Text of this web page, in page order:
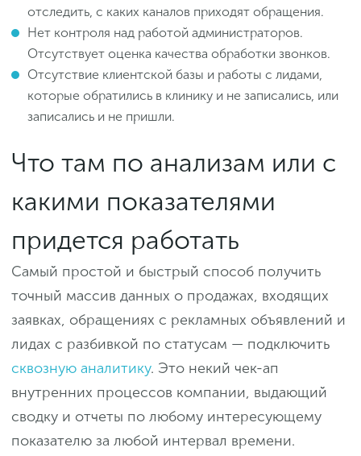
отследить, с каких каналов приходят обращения.
Нет контроля над работой администраторов.
Отсутствует оценка качества обработки звонков.
Отсутствие клиентской базы и работы с лидами,
которые обратились в клинику и не записались, или
записались и не пришли.
Что там по анализам или с
какими показателями
придется работать
Самый простой и быстрый способ получить
точный массив данных о продажах, входящих
заявках, обращениях с рекламных объявлений и
лидах с разбивкой по статусам — подключить
сквозную аналитику. Это некий чек-ап
внутренних процессов компании, выдающий
сводку и отчеты по любому интересующему
показателю за любой интервал времени.